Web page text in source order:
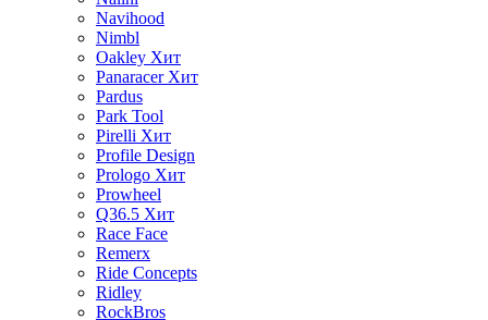
Navihood
Nimbl
Oakley Хит
Panaracer Хит
Pardus
Park Tool
Pirelli Хит
Profile Design
Prologo Хит
Prowheel
Q36.5 Хит
Race Face
Remerx
Ride Concepts
Ridley
RockBros